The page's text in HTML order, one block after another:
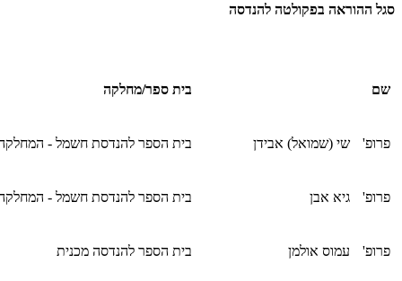
סגל ההוראה בפקולטה להנדסה
שם בית ספר/מחלקה
פרופ' שי (שמואל) אבידן בית הספר להנדסת חשמל -
פרופ' גיא אבן בית הספר להנדסת חשמל -
פרופ' עמוס אולמן בית הספר להנדסה מכנית